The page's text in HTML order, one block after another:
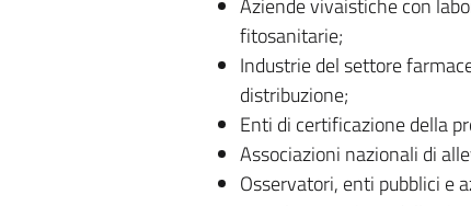
Aziende vivaistiche con
fitosanitarie;
Industrie del settore
distribuzione;
Enti di certificazione della
Associazioni nazionali di
Osservatori, enti pubblici e